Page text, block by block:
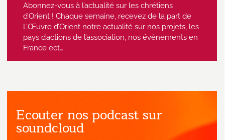
Abonnez-vous à l’actualité sur les chrétiens
d’Orient ! Chaque semaine, recevez de la part de
L’Œuvre d’Orient notre actualité sur nos projets, les
pays d’actions de l’association, nos évènements en
France ect…
J'accepte de recevoir des emails
provenant de l'Œuvre d'Orient.
Ecouter nos podcast sur
soundcloud